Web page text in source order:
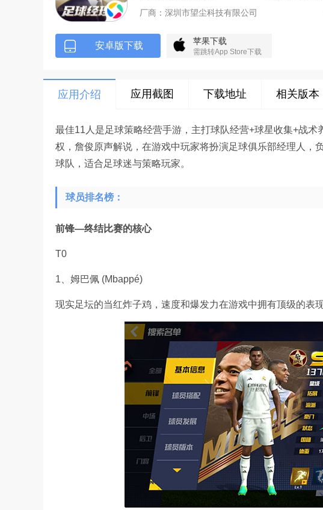
厂商： 深圳市望尘科技有限公司
安卓版下载 苹果下载
需跳转App Store下载
应用介绍 应用截图 下载地址 相关版本
最佳11人是足球策略经营手游，主打球队经营+球星收集+战
权，詹俊原声解说，在游戏中玩家将扮演足球俱乐部经理人，
球队， 适合足球迷与策略玩家。
球员排名榜：
前锋—终结比赛的核心
T0
1、姆巴佩 (Mbappé)
现实足坛的当红炸子鸡，速度和爆发力在游戏中拥有顶级的表现